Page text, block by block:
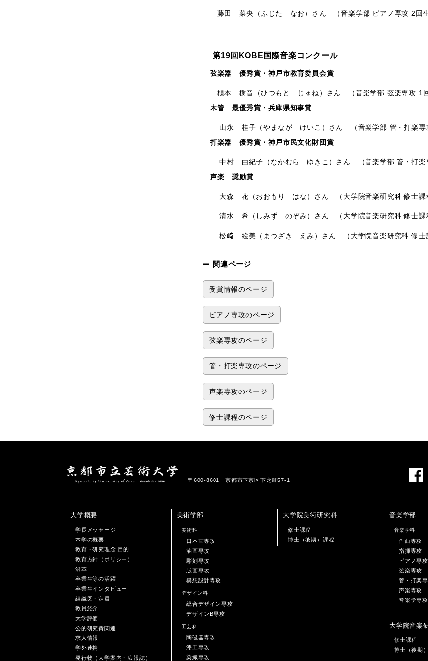
藤田 菜央（ふじた なお）さん （音楽学部 ピアノ専攻 2回生
第19回KOBE国際音楽コンクール
弦楽器 優秀賞・神戸市教育委員会賞
櫃本 樹音（ひつもと じゅね）さん （音楽学部 弦楽専攻 1回
木管 最優秀賞・兵庫県知事賞
山永 桂子（やまなが けいこ）さん （音楽学部 管・打楽専攻
打楽器 優秀賞・神戸市民文化財団賞
中村 由紀子（なかむら ゆきこ）さん （音楽学部 管・打楽
声楽 奨励賞
大森 花（おおもり はな）さん （大学院音楽研究科 修士課程
清水 希（しみず のぞみ）さん （大学院音楽研究科 修士課程
松﨑 絵美（まつざき えみ）さん （大学院音楽研究科 修士課
関連ページ
受賞情報のページ
ピアノ専攻のページ
弦楽専攻のページ
管・打楽専攻のページ
声楽専攻のページ
修士課程のページ
〒600-8601 京都市下京区下之町57-1
大学概要
学長メッセージ
本学の概要
教育・研究理念,目的
教育方針（ポリシー）
沿革
卒業生等の活躍
卒業生インタビュー
組織図・定員
教員紹介
大学評価
公的研究費関連
求人情報
学外連携
発行物（大学案内・広報誌）
美術学部
美術科
日本画専攻
油画専攻
彫刻専攻
版画専攻
構想設計専攻
デザイン科
総合デザイン専攻
デザインB専攻
工芸科
陶磁器専攻
漆工専攻
染織専攻
大学院美術研究科
修士課程
博士（後期）課程
音楽学部
音楽学科
作曲専攻
指揮専攻
ピアノ専攻
弦楽専攻
管・打楽
声楽専攻
音楽学専攻
大学院音楽
修士課程
博士（後期